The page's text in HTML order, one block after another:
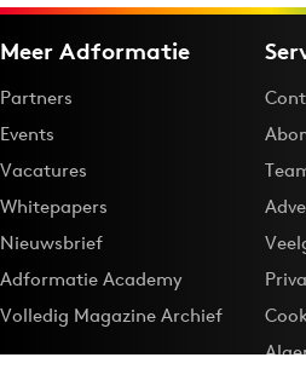
Meer Adformatie
Partners
Events
Vacatures
Whitepapers
Nieuwsbrief
Adformatie Academy
Volledig Magazine Archief